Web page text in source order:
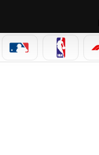
MLB NBA